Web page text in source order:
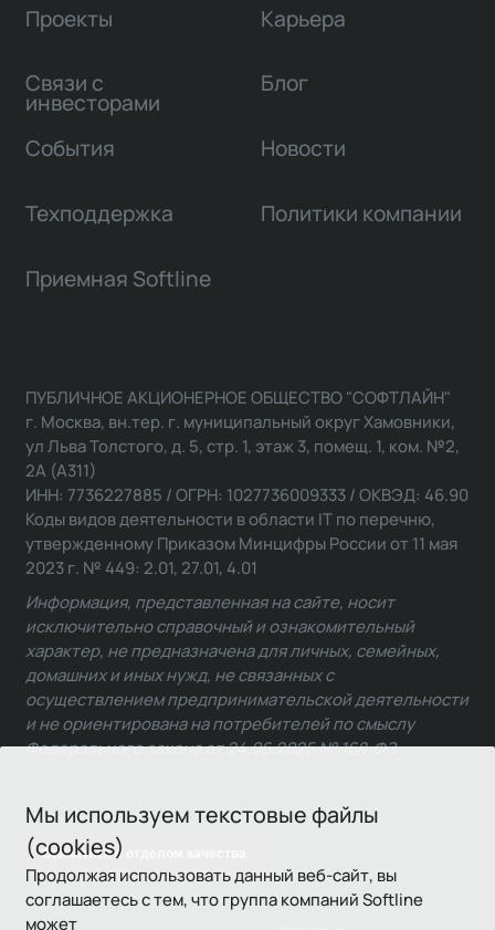
Мы используем текстовые файлы
(cookies)
Продолжая использовать данный веб-сайт, вы
соглашаетесь с тем, что группа компаний Softline
может
Проекты
Связи с
инвесторами
Карьера
Блог
События Новости
Техподдержка Политики компании
Приемная Softline
Связаться с отделом качества
ПУБЛИЧНОЕ АКЦИОНЕРНОЕ ОБЩЕСТВО "СОФТЛАЙН"
г. Москва, вн.тер. г. муниципальный округ Хамовники,
ул Льва Толстого, д. 5, стр. 1, этаж 3, помещ. 1, ком. №2,
2А (А311)
ИНН: 7736227885 / ОГРН: 1027736009333 / ОКВЭД: 46.90
Коды видов деятельности в области IT по перечню,
утвержденному Приказом Минцифры России от 11 мая
2023 г. № 449: 2.01, 27.01, 4.01
Информация, представленная на сайте, носит
исключительно справочный и ознакомительный
характер, не предназначена для личных, семейных,
домашних и иных нужд, не связанных с
осуществлением предпринимательской деятельности
и не ориентирована на потребителей по смыслу
Федерального закона от 24.06.2025 № 168-ФЗ.